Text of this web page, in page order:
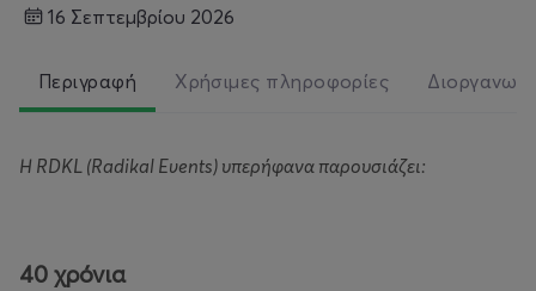
16 Σεπτεμβρίου 2026
Περιγραφή Χρήσιμες πληροφορίες
Η RDKL (Radikal Events) υπερήφανα παρουσιάζει:
40 χρόνια